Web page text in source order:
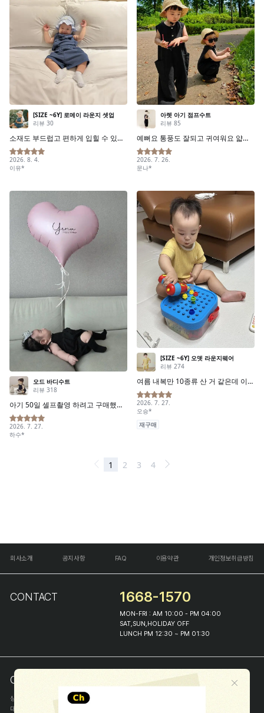
회사소개 공지사항 FAQ 이용약관 개인정보취급방침
CONTACT 1668-1570
MON-FRI : AM 10:00 - PM 04:00
SAT,SUN,HOLIDAY OFF
LUNCH PM 12:30 ~ PM 01:30
COMPANY INFO
상호
(주)해피프린스
대표